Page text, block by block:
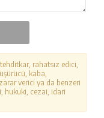
tehditkar, rahatsız edici,
kaba,
verici ya da benzeri
hukuki, cezai, idari